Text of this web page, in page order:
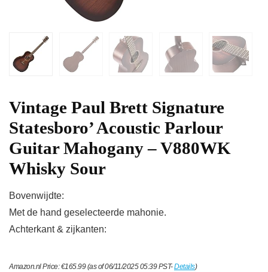
Vintage Paul Brett Signature
Statesboro’ Acoustic Parlour
Guitar Mahogany – V880WK
Whisky Sour
Bovenwijdte:
Met de hand geselecteerde mahonie.
Achterkant & zijkanten:
Amazon.nl Price:€165.99(as of 06/11/2025 05:39 PST-Details)